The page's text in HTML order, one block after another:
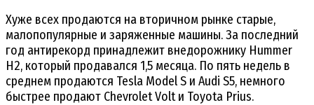
Хуже всех продаются на вторичном рынке старые,
малопопулярные и заряженные машины. За последний
год антирекорд принадлежит внедорожнику Hummer
H2, который продавался 1,5 месяца. По пять недель в
среднем продаются Tesla Model S и Audi S5, немного
быстрее продают Chevrolet Volt и Toyota Prius.